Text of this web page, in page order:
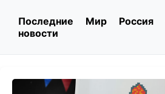
Последние
новости
Мир Россия